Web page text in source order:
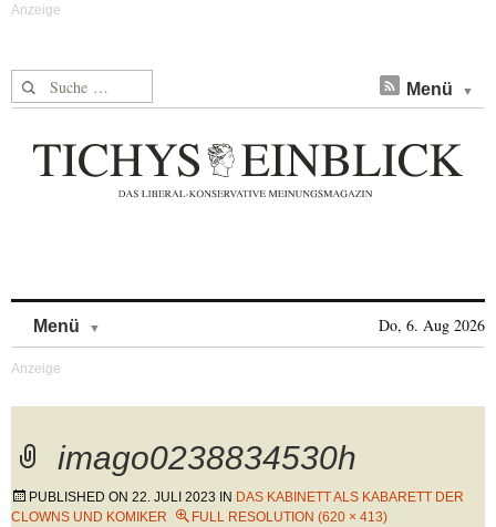
Suche nach: Menü
Menü Do, 6. Aug 2026
imago0238834530h
PUBLISHED ON 22. JULI 2023 IN DAS KABINETT ALS KABARETT DER
CLOWNS UND KOMIKER
FULL RESOLUTION (620 × 413)